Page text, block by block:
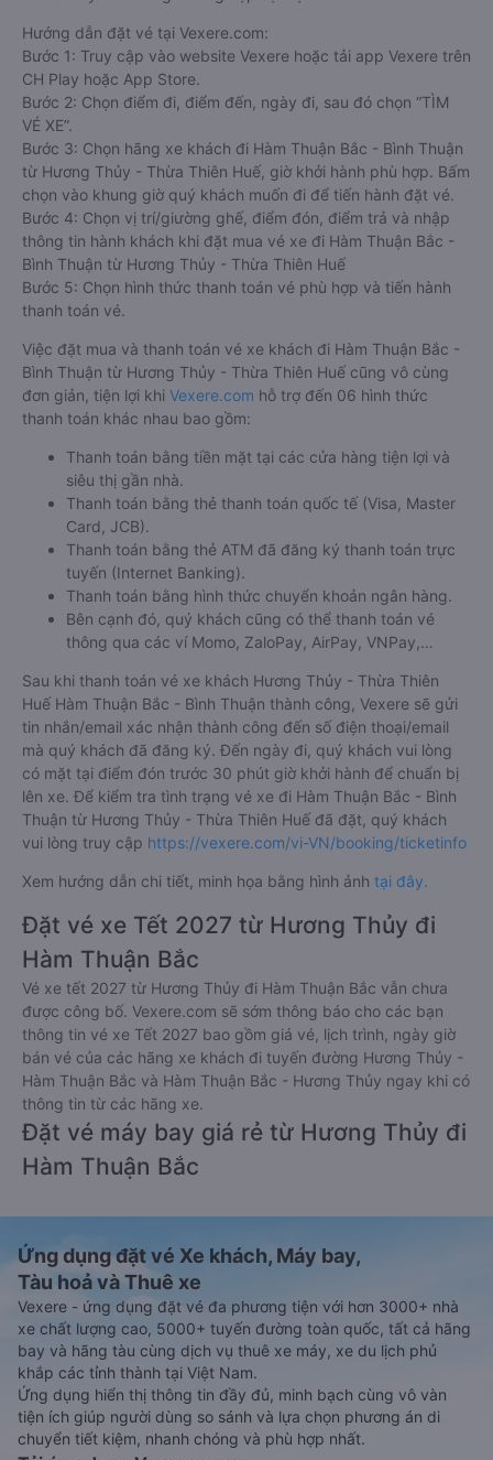
Hướng dẫn đặt vé tại Vexere.com:
Bước 1: Truy cập vào website Vexere hoặc tải app Vexere trên
CH Play hoặc App Store.
Bước 2: Chọn điểm đi, điểm đến, ngày đi, sau đó chọn “TÌM
VÉ XE”.
Bước 3: Chọn hãng xe khách đi Hàm Thuận Bắc - Bình Thuận
từ Hương Thủy - Thừa Thiên Huế, giờ khởi hành phù hợp. Bấm
chọn vào khung giờ quý khách muốn đi để tiến hành đặt vé.
Bước 4: Chọn vị trí/giường ghế, điểm đón, điểm trả và nhập
thông tin hành khách khi đặt mua vé xe đi Hàm Thuận Bắc -
Bình Thuận từ Hương Thủy - Thừa Thiên Huế
Bước 5: Chọn hình thức thanh toán vé phù hợp và tiến hành
thanh toán vé.
Việc đặt mua và thanh toán vé xe khách đi Hàm Thuận Bắc -
Bình Thuận từ Hương Thủy - Thừa Thiên Huế cũng vô cùng
đơn giản, tiện lợi khi Vexere.com hỗ trợ đến 06 hình thức
thanh toán khác nhau bao gồm:
Thanh toán bằng tiền mặt tại các cửa hàng tiện lợi và
siêu thị gần nhà.
Thanh toán bằng thẻ thanh toán quốc tế (Visa, Master
Card, JCB).
Thanh toán bằng thẻ ATM đã đăng ký thanh toán trực
tuyến (Internet Banking).
Thanh toán bằng hình thức chuyển khoản ngân hàng.
Bên cạnh đó, quý khách cũng có thể thanh toán vé
thông qua các ví Momo, ZaloPay, AirPay, VNPay,…
Sau khi thanh toán vé xe khách Hương Thủy - Thừa Thiên
Huế Hàm Thuận Bắc - Bình Thuận thành công, Vexere sẽ gửi
tin nhắn/email xác nhận thành công đến số điện thoại/email
mà quý khách đã đăng ký. Đến ngày đi, quý khách vui lòng
có mặt tại điểm đón trước 30 phút giờ khởi hành để chuẩn bị
lên xe. Để kiểm tra tình trạng vé xe đi Hàm Thuận Bắc - Bình
Thuận từ Hương Thủy - Thừa Thiên Huế đã đặt, quý khách
vui lòng truy cập https://vexere.com/vi-VN/booking/ticketinfo
Xem hướng dẫn chi tiết, minh họa bằng hình ảnh tại đây.
Đặt vé xe Tết 2027 từ Hương Thủy đi
Hàm Thuận Bắc
Vé xe tết 2027 từ Hương Thủy đi Hàm Thuận Bắc vẫn chưa
được công bố. Vexere.com sẽ sớm thông báo cho các bạn
thông tin vé xe Tết 2027 bao gồm giá vé, lịch trình, ngày giờ
bán vé của các hãng xe khách đi tuyến đường Hương Thủy -
Hàm Thuận Bắc và Hàm Thuận Bắc - Hương Thủy ngay khi có
thông tin từ các hãng xe.
Đặt vé máy bay giá rẻ từ Hương Thủy đi
Hàm Thuận Bắc
Ứng dụng đặt vé Xe khách, Máy bay,
Tàu hoả và Thuê xe
Vexere - ứng dụng đặt vé đa phương tiện với hơn 3000+ nhà
xe chất lượng cao, 5000+ tuyến đường toàn quốc, tất cả hãng
bay và hãng tàu cùng dịch vụ thuê xe máy, xe du lịch phủ
khắp các tỉnh thành tại Việt Nam.
Ứng dụng hiển thị thông tin đầy đủ, minh bạch cùng vô vàn
tiện ích giúp người dùng so sánh và lựa chọn phương án di
chuyển tiết kiệm, nhanh chóng và phù hợp nhất.